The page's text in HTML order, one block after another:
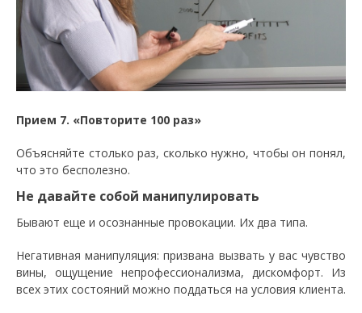
Прием 7. «Повторите 100 раз»
Объясняйте столько раз, сколько нужно, чтобы он понял,
что это бесполезно.
Не давайте собой манипулировать
Бывают еще и осознанные провокации. Их два типа.
Негативная манипуляция: призвана вызвать у вас чувство
вины, ощущение непрофессионализма, дискомфорт. Из
всех этих состояний можно поддаться на условия клиента.